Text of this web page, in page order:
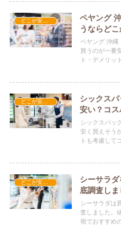
どこが安い？-食品・食材
ペヤング
うならど
ペヤング 沖縄
買うのが一番
ト・デメリッ
どこが安い？-食品・食材
シックス
安い？コ
シックスパッ
安く買えそう
トも考慮して
どこが安い？-食品・食材
シーサラ
底調査しま
シーサラダは
査しました。
視でおすすめ